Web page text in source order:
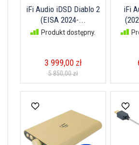
iFi Audio iDSD Diablo 2
(EISA 2024-...
Produkt dostępny.
3 999,00 zł
5 850,00 zł
iFi